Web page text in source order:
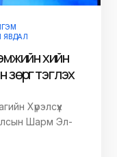
ЯВДАЛ
хийн
тэглэх
Хүрэлсүх
Шарм Эл-